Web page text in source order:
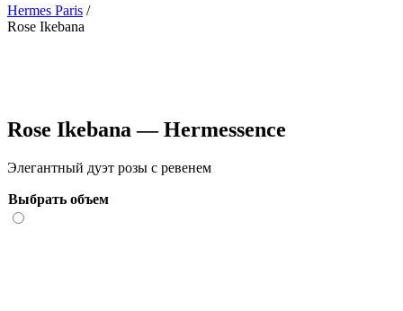
Hermes Paris /
Rose Ikebana
Rose Ikebana — Hermessence
Элегантный дуэт розы с ревенем
Выбрать объем